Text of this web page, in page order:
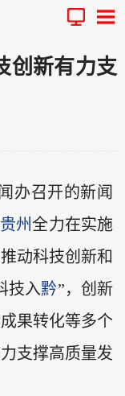
创新有力支
办召开的新闻
贵州全力在实施
动科技创新和
技入黔”，创新
果转化等多个
支撑高质量发